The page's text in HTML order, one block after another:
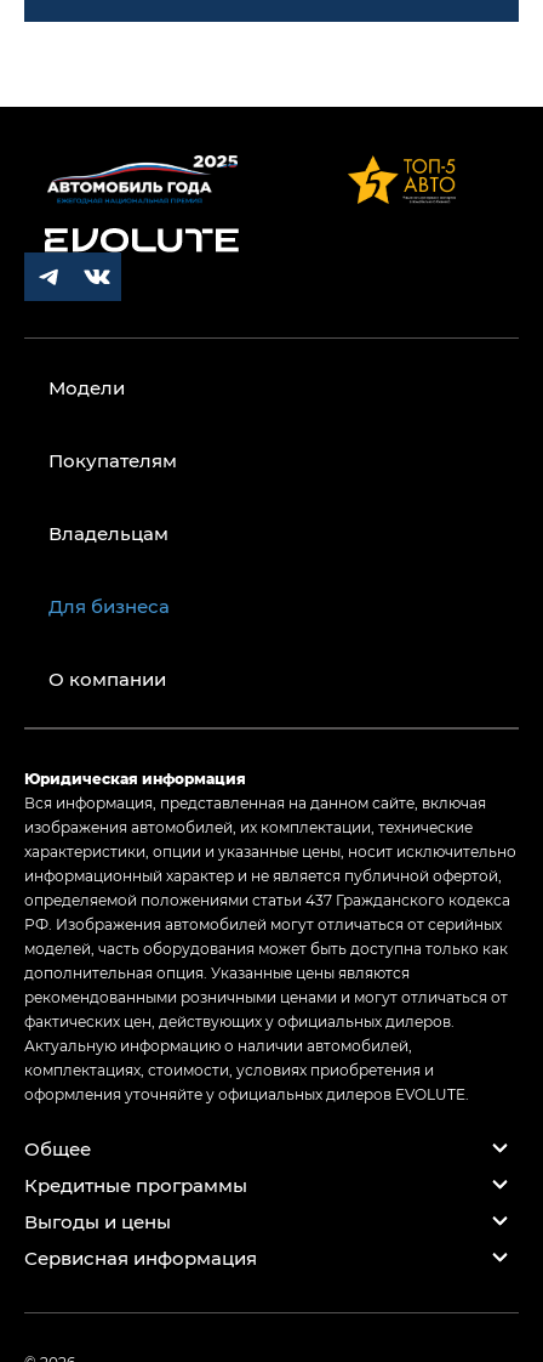
Модели
Покупателям
Владельцам
Для бизнеса
О компании
Юридическая информация
Вся информация, представленная на данном сайте, включая
изображения автомобилей, их комплектации, технические
характеристики, опции и указанные цены, носит исключительно
информационный характер и не является публичной офертой,
определяемой положениями статьи 437 Гражданского кодекса
РФ. Изображения автомобилей могут отличаться от серийных
моделей, часть оборудования может быть доступна только как
дополнительная опция. Указанные цены являются
рекомендованными розничными ценами и могут отличаться от
фактических цен, действующих у официальных дилеров.
Актуальную информацию о наличии автомобилей,
комплектациях, стоимости, условиях приобретения и
оформления уточняйте у официальных дилеров EVOLUTE.
Общее
Кредитные программы
Выгоды и цены
Сервисная информация